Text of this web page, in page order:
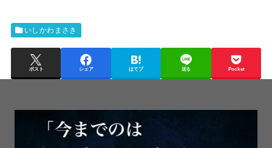
いしかわまさき
ポスト シェア はてブ 送る Pocket